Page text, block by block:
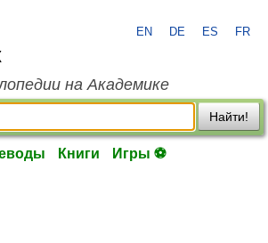
EN DE ES FR
на Академике
Найти!
Книги Игры ⚽